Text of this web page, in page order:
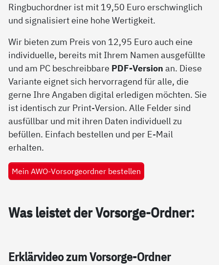
Ringbuchordner ist mit 19,50 Euro erschwinglich
und signalisiert eine hohe Wertigkeit.
Wir bieten zum Preis von 12,95 Euro auch eine
individuelle, bereits mit Ihrem Namen ausgefüllte
und am PC beschreibbare PDF-Version an. Diese
Variante eignet sich hervorragend für alle, die
gerne Ihre Angaben digital erledigen möchten. Sie
ist identisch zur Print-Version. Alle Felder sind
ausfüllbar und mit ihren Daten individuell zu
befüllen. Einfach bestellen und per E-Mail
erhalten.
Mein AWO-Vorsorgeordner bestellen
Was leis­tet der Vor­sor­ge-Ord­ner:
Er­klär­vi­deo zum Vor­sor­ge-Ord­ner